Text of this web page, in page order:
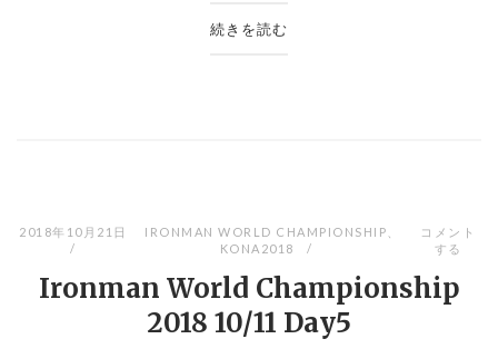
続きを読む
2018年10月21日 IRONMAN WORLD CHAMPIONSHIP
KONA2018
コメント
する
Ironman World Championship
2018 10/11 Day5